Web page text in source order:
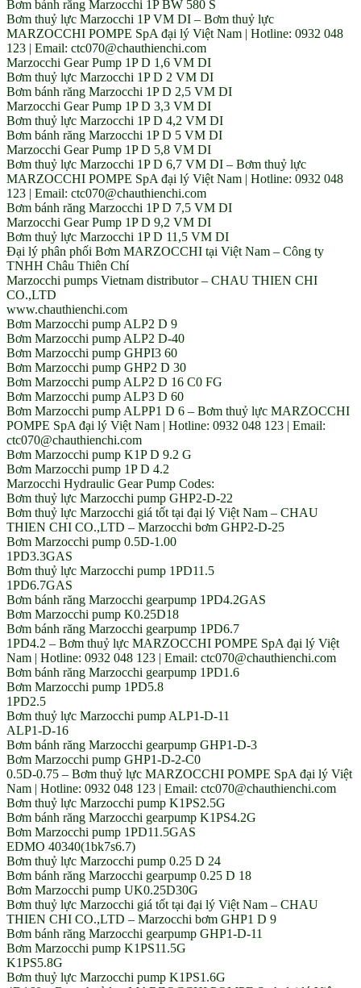
Bơm bánh răng Marzocchi 1P BW 580 S
Bơm thuỷ lực Marzocchi 1P VM DI – Bơm thuỷ lực
MARZOCCHI POMPE SpA đại lý Việt Nam | Hotline: 0932 048
123 | Email: ctc070@chauthienchi.com
Marzocchi Gear Pump 1P D 1,6 VM DI
Bơm thuỷ lực Marzocchi 1P D 2 VM DI
Bơm bánh răng Marzocchi 1P D 2,5 VM DI
Marzocchi Gear Pump 1P D 3,3 VM DI
Bơm thuỷ lực Marzocchi 1P D 4,2 VM DI
Bơm bánh răng Marzocchi 1P D 5 VM DI
Marzocchi Gear Pump 1P D 5,8 VM DI
Bơm thuỷ lực Marzocchi 1P D 6,7 VM DI – Bơm thuỷ lực
MARZOCCHI POMPE SpA đại lý Việt Nam | Hotline: 0932 048
123 | Email: ctc070@chauthienchi.com
Bơm bánh răng Marzocchi 1P D 7,5 VM DI
Marzocchi Gear Pump 1P D 9,2 VM DI
Bơm thuỷ lực Marzocchi 1P D 11,5 VM DI
Đại lý phân phối Bơm MARZOCCHI tại Việt Nam – Công ty
TNHH Châu Thiên Chí
Marzocchi pumps Vietnam distributor – CHAU THIEN CHI
CO.,LTD
www.chauthienchi.com
Bơm Marzocchi pump ALP2 D 9
Bơm Marzocchi pump ALP2 D-40
Bơm Marzocchi pump GHPI3 60
Bơm Marzocchi pump GHP2 D 30
Bơm Marzocchi pump ALP2 D 16 C0 FG
Bơm Marzocchi pump ALP3 D 60
Bơm Marzocchi pump ALPP1 D 6 – Bơm thuỷ lực MARZOCCHI
POMPE SpA đại lý Việt Nam | Hotline: 0932 048 123 | Email:
ctc070@chauthienchi.com
Bơm Marzocchi pump K1P D 9.2 G
Bơm Marzocchi pump 1P D 4.2
Marzocchi Hydraulic Gear Pump Codes:
Bơm thuỷ lực Marzocchi pump GHP2-D-22
Bơm thuỷ lực Marzocchi giá tốt tại đại lý Việt Nam – CHAU
THIEN CHI CO.,LTD – Marzocchi bơm GHP2-D-25
Bơm Marzocchi pump 0.5D-1.00
1PD3.3GAS
Bơm thuỷ lực Marzocchi pump 1PD11.5
1PD6.7GAS
Bơm bánh răng Marzocchi gearpump 1PD4.2GAS
Bơm Marzocchi pump K0.25D18
Bơm bánh răng Marzocchi gearpump 1PD6.7
1PD4.2 – Bơm thuỷ lực MARZOCCHI POMPE SpA đại lý Việt
Nam | Hotline: 0932 048 123 | Email: ctc070@chauthienchi.com
Bơm bánh răng Marzocchi gearpump 1PD1.6
Bơm Marzocchi pump 1PD5.8
1PD2.5
Bơm thuỷ lực Marzocchi pump ALP1-D-11
ALP1-D-16
Bơm bánh răng Marzocchi gearpump GHP1-D-3
Bơm Marzocchi pump GHP1-D-2-C0
0.5D-0.75 – Bơm thuỷ lực MARZOCCHI POMPE SpA đại lý Việt
Nam | Hotline: 0932 048 123 | Email: ctc070@chauthienchi.com
Bơm thuỷ lực Marzocchi pump K1PS2.5G
Bơm bánh răng Marzocchi gearpump K1PS4.2G
Bơm Marzocchi pump 1PD11.5GAS
EDMO 40340(1bk7s6.7)
Bơm thuỷ lực Marzocchi pump 0.25 D 24
Bơm bánh răng Marzocchi gearpump 0.25 D 18
Bơm Marzocchi pump UK0.25D30G
Bơm thuỷ lực Marzocchi giá tốt tại đại lý Việt Nam – CHAU
THIEN CHI CO.,LTD – Marzocchi bơm GHP1 D 9
Bơm bánh răng Marzocchi gearpump GHP1-D-11
Bơm Marzocchi pump K1PS11.5G
K1PS5.8G
Bơm thuỷ lực Marzocchi pump K1PS1.6G